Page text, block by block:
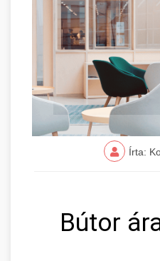
Írta:
Bútor